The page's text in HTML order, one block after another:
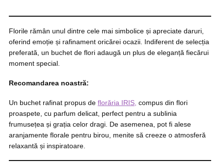
Florile rămân unul dintre cele mai simbolice și apreciate daruri,
oferind emoție și rafinament oricărei ocazii. Indiferent de selecția
preferată, un buchet de flori adaugă un plus de eleganță fiecărui
moment special.
Recomandarea noastră:
Un buchet rafinat propus de florăria IRIS, compus din flori
proaspete, cu parfum delicat, perfect pentru a sublinia
frumusețea și grația celor dragi. De asemenea, pot fi alese
aranjamente florale pentru birou, menite să creeze o atmosferă
relaxantă și inspiratoare.